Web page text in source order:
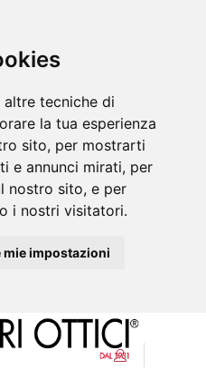
tecniche di
la tua esperienza
sito, per mostrarti
e annunci mirati, per
nostro sito, e per
i nostri visitatori.
mie impostazioni